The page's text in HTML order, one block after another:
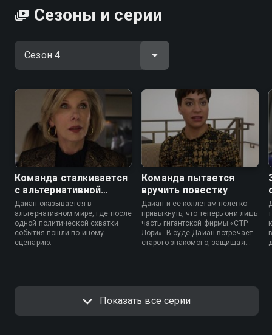
Сезоны и серии
Команда сталкивается
с альтернативной
реальностью
Дайан оказывается в
альтернативном мире, где после
одной политической схватки
события пошли по иному
сценарию.
Команда пытается
вручить повестку
Дайан и ее коллегам нелегко
привыкнуть, что теперь они лишь
часть гигантской фирмы «СТР
Лори». В суде Дайан встречает
старого знакомого, защищая
Показать все серии